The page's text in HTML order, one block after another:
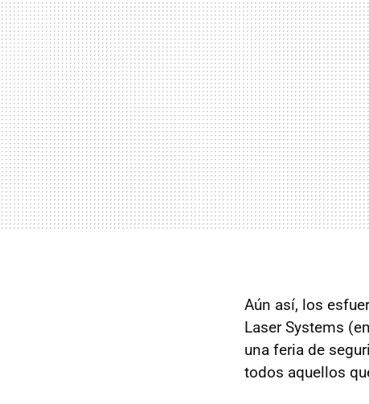
Aún así, los
Laser Systems
una feria de
todos aquellos